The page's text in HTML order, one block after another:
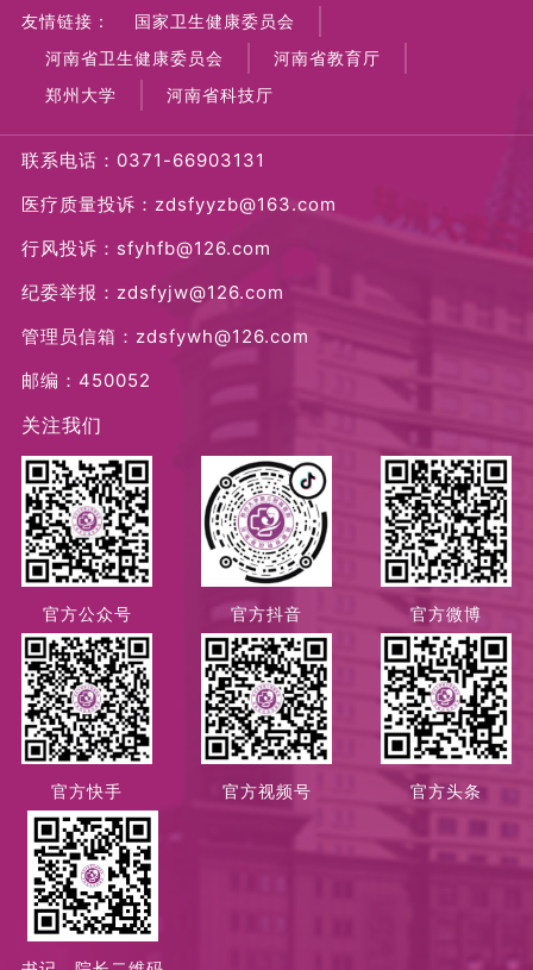
友情链接：
国家卫生健康委员会
河南省卫生健康委员会
河南省教育厅
郑州大学
河南省科技厅
联系电话：0371-66903131
医疗质量投诉：zdsfyyzb@163.com
行风投诉：sfyhfb@126.com
纪委举报：zdsfyjw@126.com
管理员信箱：zdsfywh@126.com
邮编：450052
关注我们
官方公众号 官方抖音 官方微博
官方快手 官方视频号 官方头条